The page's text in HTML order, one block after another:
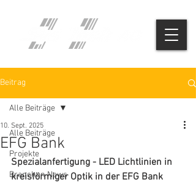
Beitrag
Alle Beiträge
Projekte
Branchen News
Alle Beiträge
EFG Bank
10. Sept. 2025
Spezialanfertigung - LED Lichtlinien in
kreisförmiger Optik in der EFG Bank